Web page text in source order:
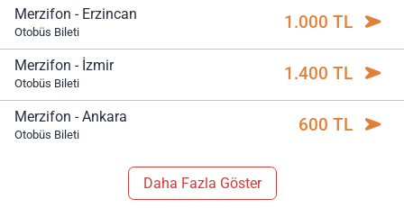
Merzifon - Erzincan
Otobüs Bileti 1.000 TL
Merzifon - İzmir
Otobüs Bileti 1.400 TL
Merzifon - Ankara
Otobüs Bileti 600 TL
Daha Fazla Göster